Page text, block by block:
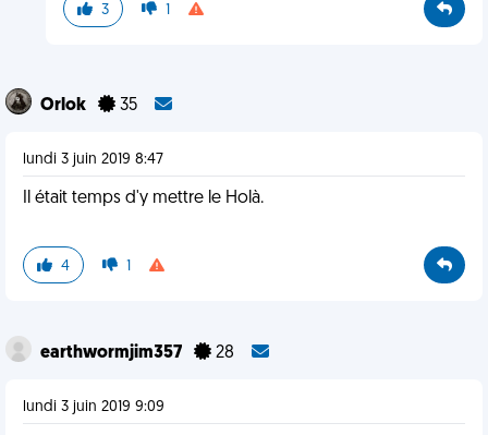
3 1
Orlok 35
lundi 3 juin 2019 8:47
Il était temps d'y mettre le Holà.
4 1
earthwormjim357 28
lundi 3 juin 2019 9:09